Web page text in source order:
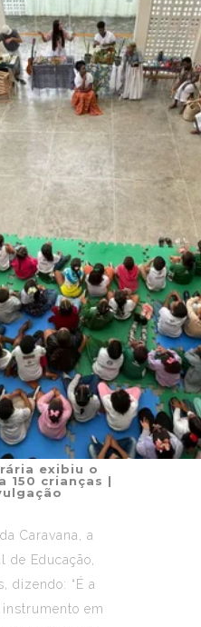
exibiu o
150 crianças |
Caravana, a
de Educação,
dizendo: “É a
em